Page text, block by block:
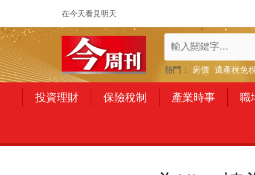
在今天看見明天
熱門： 房價 遺產稅免
投資理財 保險稅制 產業時事 職